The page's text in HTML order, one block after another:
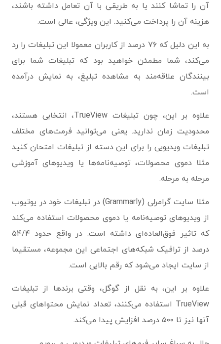
آن را تماشا کنند یا به طریقی با آن تعامل داشته باشند،
هزینه آن را پرداخت می‌کنید. این ویژگی، عالی است.
به این دلیل که ۷۶ درصد از کاربران معمولا این تبلیغات را رد
می‌کند، شما مطمئن خواهید بود که تبلیغات شما برای
بینندگان علاقه‌مند به مشاهده تبلیغ، به نمایش درآمده
است.
علاوه بر این، چون تبلیغات TrueView، انتخابی هستند،
محدودیت زمان ندارید. یعنی می‌توانید فرمت‌های مختلف
تبلیغات ویدیویی را برای این دسته از تبلیغات امتحان کنید
مثلا دموی محصولات، توصیه‌نامه‌ها یا ویدیوهای آموزشی
مرحله به مرحله.
مثلا سایت گرامرلی (Grammarly) در تبلیغات خود در یوتیوب
از ویدیوهای توصیه‌نامه یا دموی محصولات استفاده می‌کند
که تاثیر فوق‌العاده‌ای داشته است. در واقع حدود ۵۴/۴
درصد از ترافیک شبکه‌های اجتماعی این مجموعه، مستقیما
از سایت ایجاد می‌شود که رقم بالایی است.
علاوه بر این، به نقل از گوگل، وقتی برندها از تبلیغات
TrueView استفاده می‌کنند، تعداد نمایش محتواهای قبلی
آنها نیز تا ۵۰۰ درصد افزایش پیدا می‌کند.